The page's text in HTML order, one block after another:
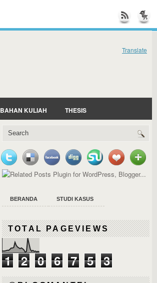
Translate
BAHAN KULIAH THESIS
BERANDA STUDI KASUS
TOTAL PAGEVIEWS
1 2 0 6 7 5 3